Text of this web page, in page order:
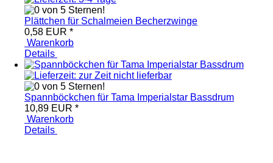
Plättchen für Schalmeien Becherzwinge
0,58 EUR *
Warenkorb
Details
Spannböckchen für Tama Imperialstar Bassdrum
10,89 EUR *
Warenkorb
Details